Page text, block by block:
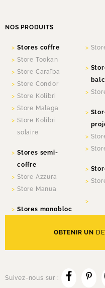
NOS PRODUITS
Stores coffre
Store Tookan
Store Caraïba
Store Condor
Store Kolibri
Store Malaga
Store Kolibri
solaire
Stores semi-
coffre
Store Azzura
Store Manua
Stores monobloc
OBTENIR UN
Suivez-nous sur :